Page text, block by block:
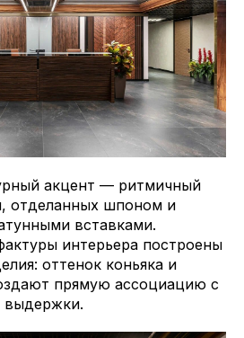
акцент — ритмичный
отделанных шпоном и
вставками.
интерьера построены
оттенок коньяка и
прямую ассоциацию с
выдержки.